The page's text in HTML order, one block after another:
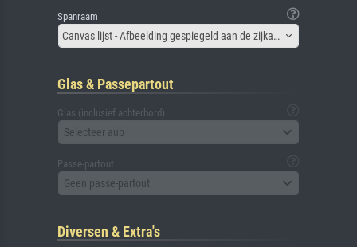
Spanraam
Canvas lijst - Afbeelding gespiegeld aan de zijkant
Glas & Passepartout
Glas (inclusief achterbord)
Selecteer aub
Passe-partout
Geen passe-partout
Diversen & Extra's